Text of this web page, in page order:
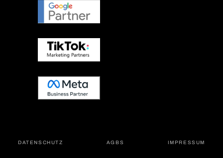
DATEN­SCHUTZ AGBS IMPRES­SUM